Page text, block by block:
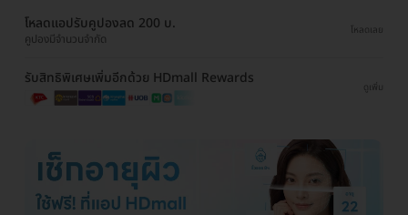
โหลดแอปรับคูปองลด 200 บ.
คูปองมีจำนวนจำกัด
โหลดเลย
รับสิทธิพิเศษเพิ่มอีกด้วย HDmall Rewards
ดูเพิ่ม